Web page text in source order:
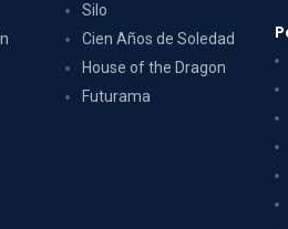
Silo
Cien Años de Soledad
House of the Dragon
Futurama